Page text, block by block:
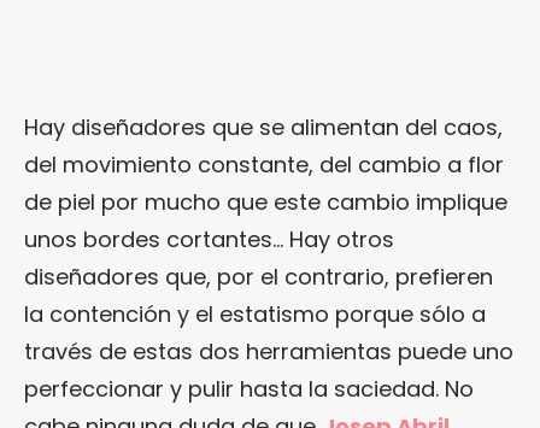
Hay diseñadores que se alimentan del caos,
del movimiento constante, del cambio a flor
de piel por mucho que este cambio implique
unos bordes cortantes… Hay otros
diseñadores que, por el contrario, prefieren
la contención y el estatismo porque sólo a
través de estas dos herramientas puede uno
perfeccionar y pulir hasta la saciedad. No